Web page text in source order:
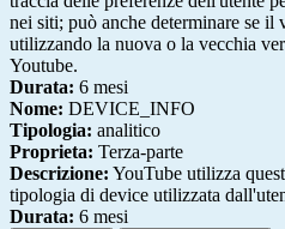
nei siti; può anche determinare se il
utilizzando la nuova o la vecchia
Youtube.
Durata: 6 mesi
Nome: DEVICE_INFO
Tipologia: analitico
Proprieta: Terza-parte
Descrizione: YouTube utilizza
tipologia di device utilizzata
Durata: 6 mesi